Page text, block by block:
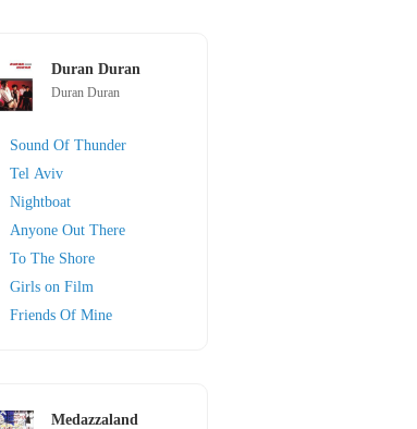
Duran Duran
Duran Duran
Sound Of Thunder
Tel Aviv
Nightboat
Anyone Out There
To The Shore
Girls on Film
Friends Of Mine
Medazzaland